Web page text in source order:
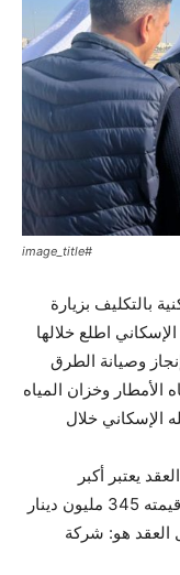
#image_title
بالتكليف بزيارة
اطلع خلالها
وصيانة الطرق
الأمطار وخزان المياه
الإسكاني خلال
يعتبر أكبر
المشاريع في تاريخ المؤسسة والذي تتجاوز قيمته 345 مليون دينار
ومقاول العقد هو: شركة